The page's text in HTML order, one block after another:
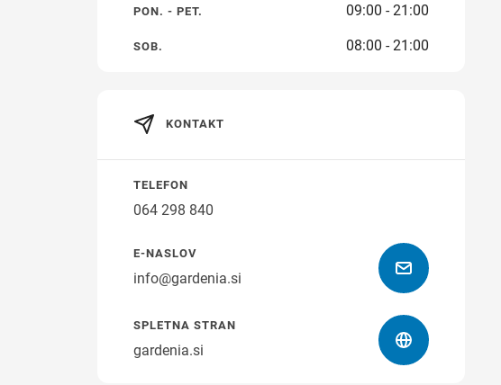
Redni in praznični odpiralni
čas
Navodila za pot
PON. - PET. 09:00 - 21:00
SOB. 08:00 - 21:00
KONTAKT
TELEFON
064 298 840
E-NASLOV
info@gardenia.si
SPLETNA STRAN
gardenia.si